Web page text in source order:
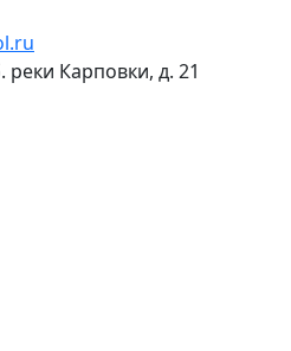
реки Карповки, д. 21